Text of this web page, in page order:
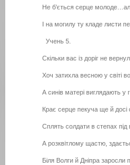
Не б’ється серце
І на могилу ту кладе листи
Учень 5.
Скільки вас із доріг не
Хоч затихла весною у світі
А синів матері виглядають у
Крає серце пекуча ще й досі
Сплять солдати в степах
А розквітлому щастю,
Біля Волги й Дніпра заросли